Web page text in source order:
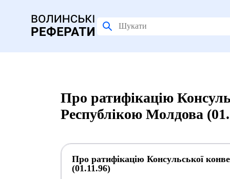
Про ратифікацію
Республікою Молдова
Про ратифікацію Консульської
(01.11.96)